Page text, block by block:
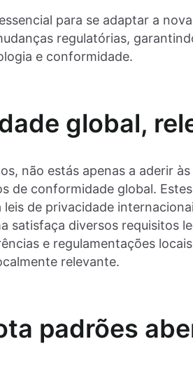
para se adaptar a
regulatórias,
e conformidade.
global,
não estás apenas a aderir
de conformidade global.
de privacidade
satisfaça diversos requisitos
e regulamentações
relevante.
padrões